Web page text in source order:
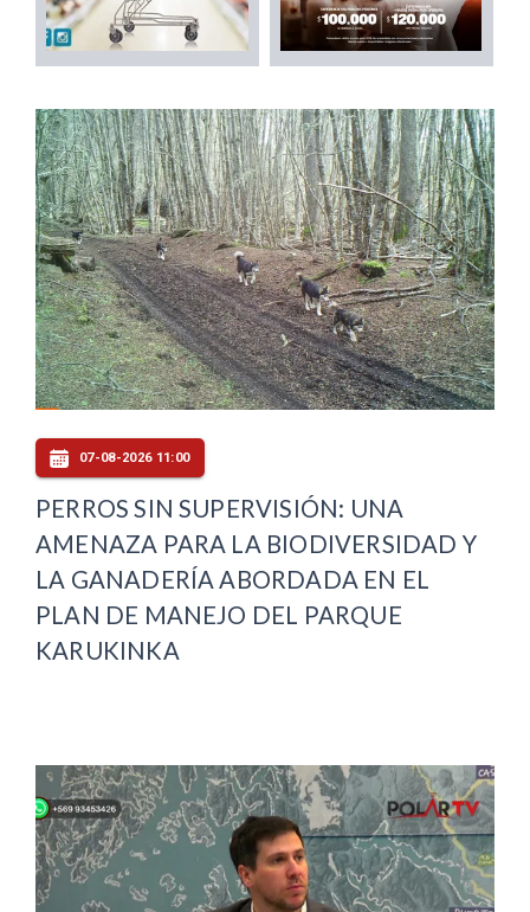
07-08-2026 11:00
PERROS SIN SUPERVISIÓN: UNA
AMENAZA PARA LA BIODIVERSIDAD Y
LA GANADERÍA ABORDADA EN EL
PLAN DE MANEJO DEL PARQUE
KARUKINKA